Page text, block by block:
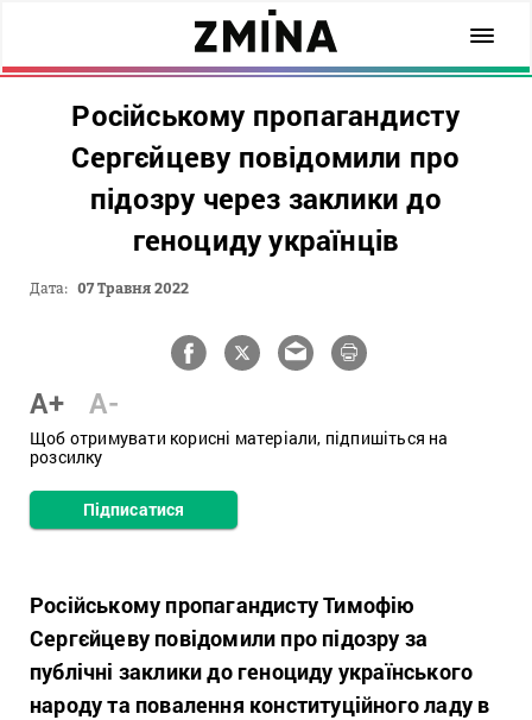
Російському пропагандисту
Сергєйцеву повідомили про
підозру через заклики до
геноциду українців
Дата: 07 Травня 2022
A+ A-
Щоб отримувати корисні матеріали, підпишіться на
розсилку
Підписатися
Російському пропагандисту Тимофію
Сергєйцеву повідомили про підозру за
публічні заклики до геноциду українського
народу та повалення конституційного ладу в